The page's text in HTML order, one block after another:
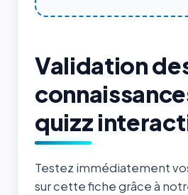
Validation
quizz
Testez immédiatement
sur cette fiche grâce à